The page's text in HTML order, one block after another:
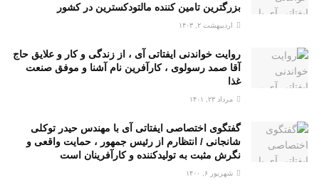
بزرگترین تامین کننده مالتودکسترین در کشور
اردیبهشت ۲, ۱۴۰۳
روایت خواندنی ایفتاتی آی ، از زندگی و کار و علایق حاج
آقا صمد رسولوی ، کارآفرین نام آشنا و موفق صنعت
غذا
مرداد ۲۳, ۱۴۰۱
گفتگوی اختصاصی ایفتاتی آی با مهندس حیدر توکلی
شانجانی / انتظارم از رئیس جمهور ، حمایت واقعی و
نگرش مثبت به تولیدکننده و کارآفرینان است
شهریور ۶, ۱۴۰۰